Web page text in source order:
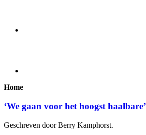
Home
‘We gaan voor het hoogst haalbare’
Geschreven door Berry Kamphorst.